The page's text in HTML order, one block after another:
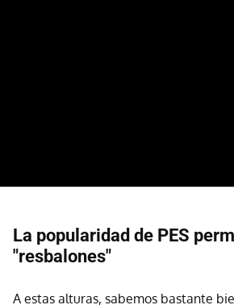
La popularidad de PES
"resbalones"
A estas alturas, sabemos bastante